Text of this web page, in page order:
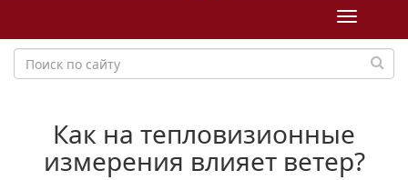
Toggle
Как на тепловизионные
измерения влияет ветер?